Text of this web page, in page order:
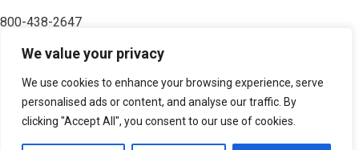
We value your privacy
We use cookies to enhance your browsing experience, serve
personalised ads or content, and analyse our traffic. By
clicking "Accept All", you consent to our use of cookies.
800-438-2647
À propos de nous
Achetez maintenant
Commande
Contactez-nous
Équipement
Industries